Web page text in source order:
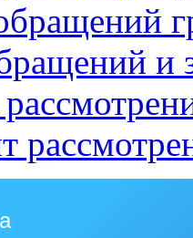
и